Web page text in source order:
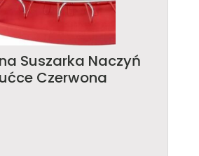
Suszarka Naczyń
Czerwona